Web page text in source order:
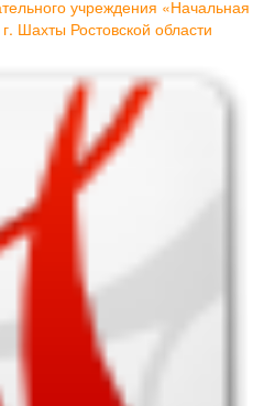
учреждения «Начальная
Шахты Ростовской области